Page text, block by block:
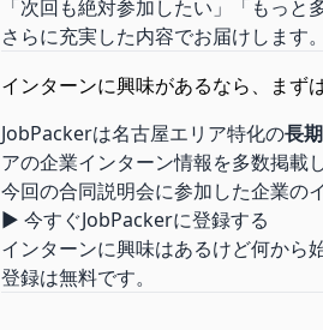
「次回も絶対参加したい」「もっ
さらに充実した内容でお届けします。
インターンに興味があるなら、まず
JobPackerは名古屋エリア特化の長
アの企業インターン情報を多数掲載
今回の合同説明会に参加した企業の
▶ 今すぐJobPackerに登録する
インターンに興味はあるけど何から
登録は無料です。